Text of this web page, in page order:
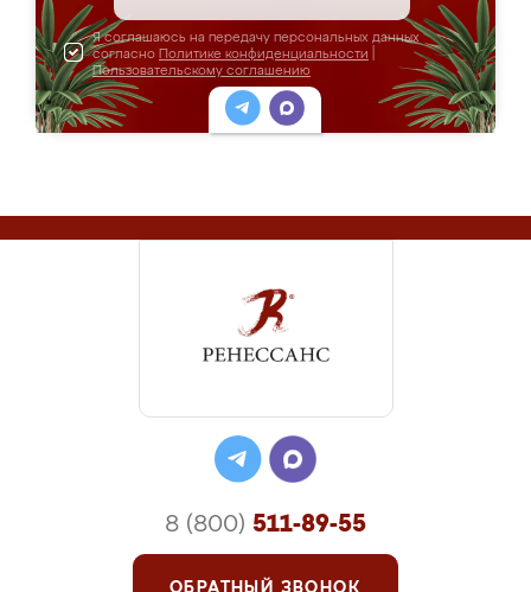
Я соглашаюсь на передачу персональных данных
согласно Политике конфиденциальности
Пользовательскому соглашению
8 (800) 511-89-55
ОБРАТНЫЙ ЗВОНОК